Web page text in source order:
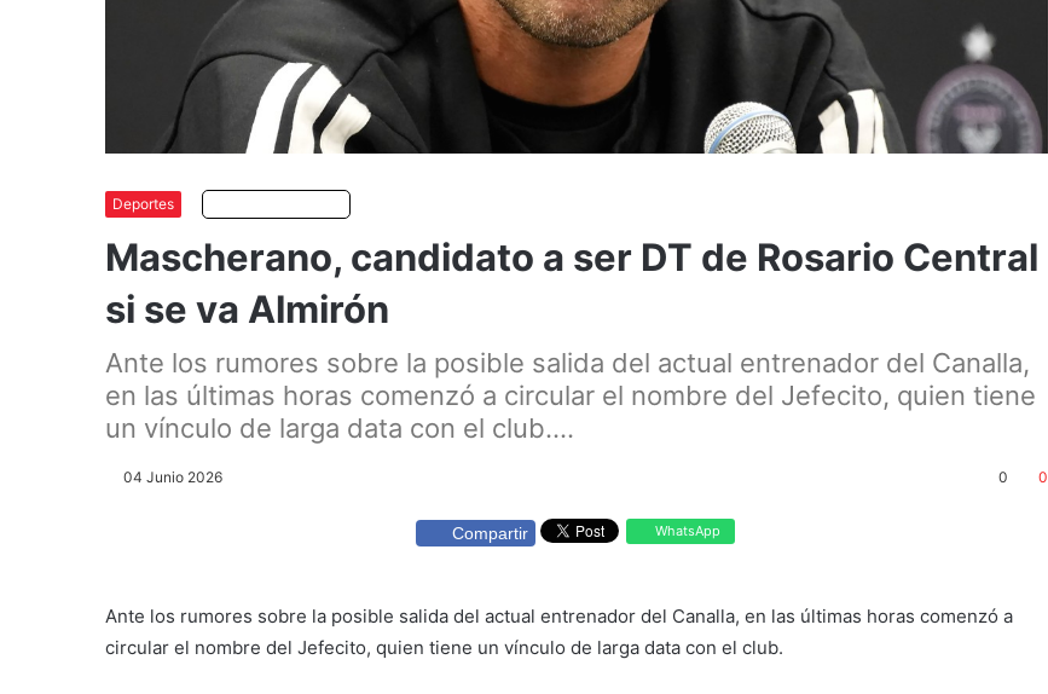
Deportes
Mascherano, candidato a ser DT de Rosario Central
si se va Almirón
Ante los rumores sobre la posible salida del actual entrenador del Canalla,
en las últimas horas comenzó a circular el nombre del Jefecito, quien tiene
un vínculo de larga data con el club....
04 Junio 2026 0 0
Compartir WhatsApp
Ante los rumores sobre la posible salida del actual entrenador del Canalla, en las últimas horas comenzó a
circular el nombre del Jefecito, quien tiene un vínculo de larga data con el club.